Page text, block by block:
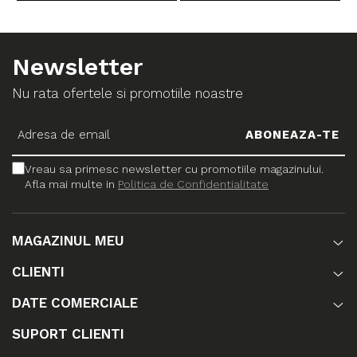
Newsletter
Nu rata ofertele si promotiile noastre
Vreau sa primesc newsletter cu promotiile magazinului.
Afla mai multe in Politica de Confidentialitate
MAGAZINUL MEU
CLIENTI
DATE COMERCIALE
SUPORT CLIENTI